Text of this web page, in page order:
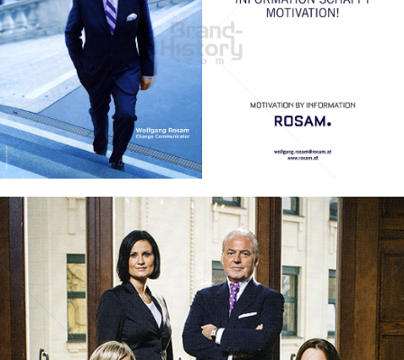
ROSAM CHANGE COMMUNICATIONS
ROSAM CHANGE COMMUNICATIONS GMBH